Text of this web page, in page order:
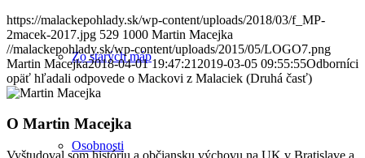
Zo starých máp
Osobnosti
https://malackepohlady.sk/wp-content/uploads/2018/03/f_MP-
2macek-2017.jpg 529 1000 Martin Macejka
//malackepohlady.sk/wp-content/uploads/2015/05/LOGO7.png
Martin Macejka2018-04-01 19:47:21 2019-03-05 09:55:55Odborníci
opäť hľadali odpovede o Mackovi z Malaciek (Druhá časť)
O Martin Macejka
Vyštudoval som históriu a občiansku výchovu na UK v Bratislave a